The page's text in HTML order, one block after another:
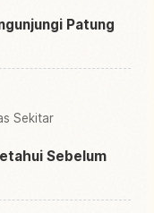
Patung
Sekitar
Sebelum